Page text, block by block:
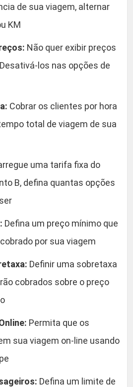
de sua viagem, alternar
KM
Não quer exibir preços
los nas opções de
Cobrar os clientes por hora
total de viagem de sua
uma tarifa fixa do
B, defina quantas opções
Defina um preço mínimo que
por sua viagem
Definir uma sobretaxa
cobrados sobre o preço
Permita que os
sua viagem on-line usando
Defina um limite de